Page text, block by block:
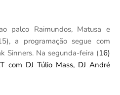
palco Raimundos, Matusa e
a programação segue com
Sinners. Na segunda-feira (16)
com DJ Túlio Mass, DJ André